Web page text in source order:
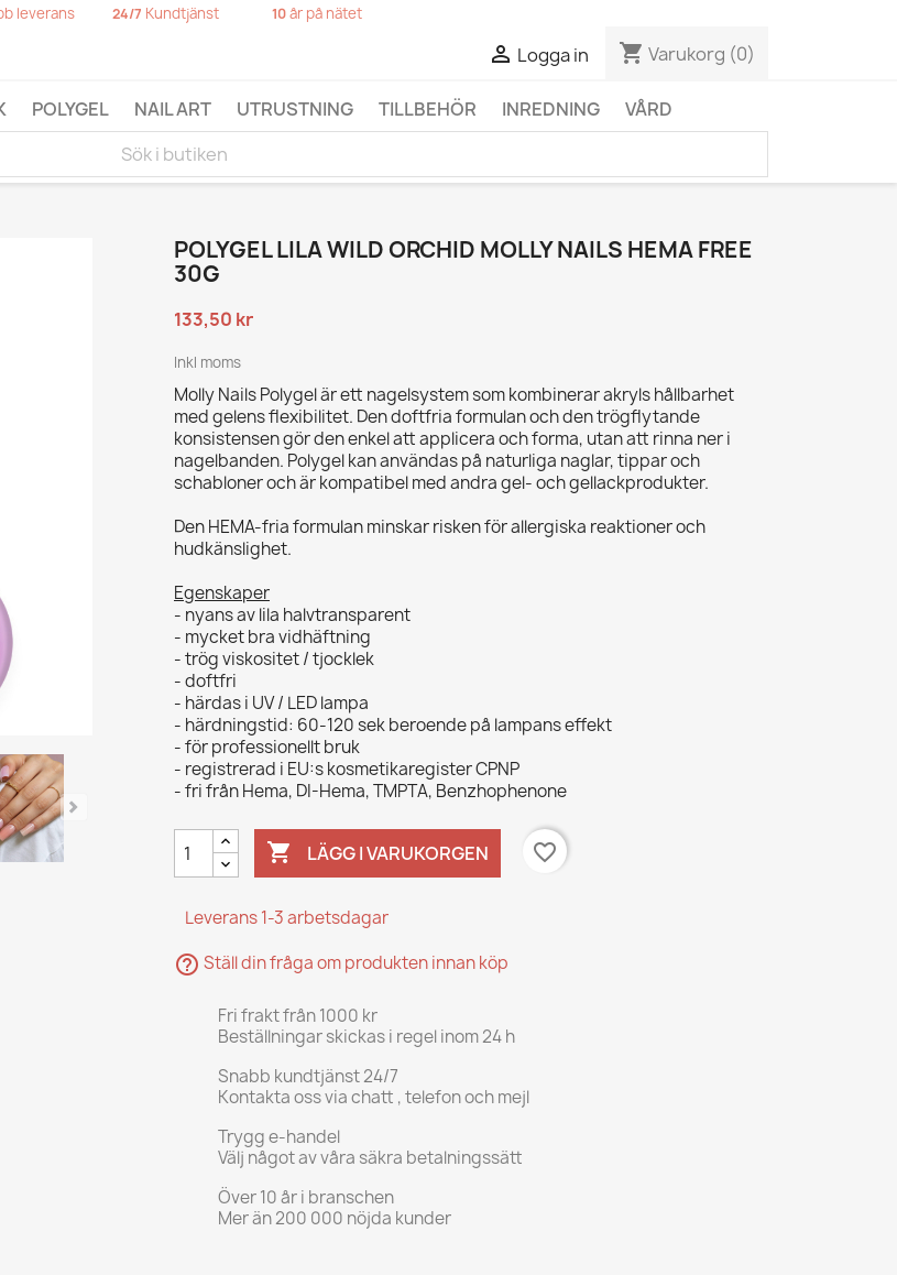
leverans 24/7 Kundtjänst 10år på nätet
 Logga in shopping_cart Varukorg (0)
POLYGEL NAIL ART UTRUSTNING TILLBEHÖR INREDNING VÅRD
POLYGEL LILA WILD ORCHID MOLLY NAILS HEMA FREE
30G
133,50 kr
Inkl moms
Molly Nails Polygel är ett nagelsystem som kombinerar akryls hållbarhet
med gelens flexibilitet. Den doftfria formulan och den trögflytande
konsistensen gör den enkel att applicera och forma, utan att rinna ner i
nagelbanden. Polygel kan användas på naturliga naglar, tippar och
schabloner och är kompatibel med andra gel- och gellackprodukter.
Den HEMA-fria formulan minskar risken för allergiska reaktioner och
hudkänslighet.
Egenskaper
- nyans av lila halvtransparent
- mycket bra vidhäftning
- trög viskositet / tjocklek
- doftfri
- härdas i UV / LED lampa
- härdningstid: 60-120 sek beroende på lampans effekt
- för professionellt bruk
- registrerad i EU:s kosmetikaregister CPNP
- fri från Hema, DI-Hema, TMPTA, Benzhophenone
 LÄGG I VARUKORGEN favorite_border
Leverans 1-3 arbetsdagar
help_outline Ställ din fråga om produkten innan köp
Fri frakt från 1000 kr
Beställningar skickas i regel inom 24 h
Snabb kundtjänst 24/7
Kontakta oss via chatt , telefon och mejl
Trygg e-handel
Välj något av våra säkra betalningssätt
Över 10 år i branschen
Mer än 200 000 nöjda kunder